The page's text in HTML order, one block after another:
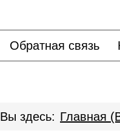
Обратная связь
Вы здесь: Главная